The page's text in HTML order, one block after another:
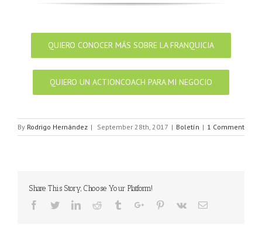
QUIERO CONOCER MÁS SOBRE LA FRANQUICIA
QUIERO UN ACTIONCOACH PARA MI NEGOCIO
By Rodrigo Hernández | September 28th, 2017 | Boletín | 1 Comment
Share This Story, Choose Your Platform!
Facebook
TwitterLinkedinReddit TumblrGoogle+Pinterest
Vk Email